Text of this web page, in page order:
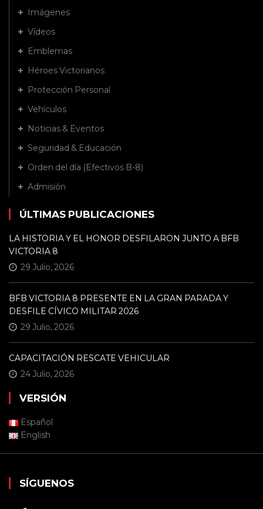
Imágenes
Vídeos
Emblemas
Héroes Victorianos
Protección Personal
Vehículos
Noticias & Eventos
Seguridad & Educación
Orden del día (Efectivos B-8)
Admisión
ÚLTIMAS PUBLICACIONES
LA HISTORIA Y EL HONOR DESFILARON JUNTO A BFB
VICTORIA 8
29 Julio, 2026
BFB VICTORIA 8 PRESENTE EN LA GRAN PARADA Y
DESFILE CÍVICO MILITAR 2026
29 Julio, 2026
CAPACITACIÓN RESCATE VEHICULAR
24 Julio, 2026
VERSIÓN
Español
English
SÍGUENOS